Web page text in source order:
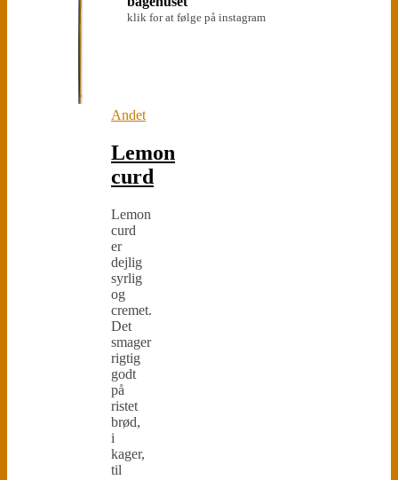
Andet
Lemon
curd
Lemon
curd
er
dejlig
syrlig
og
cremet.
Det
smager
rigtig
godt
på
ristet
brød,
i
kager,
til
klik for at følge på instagram